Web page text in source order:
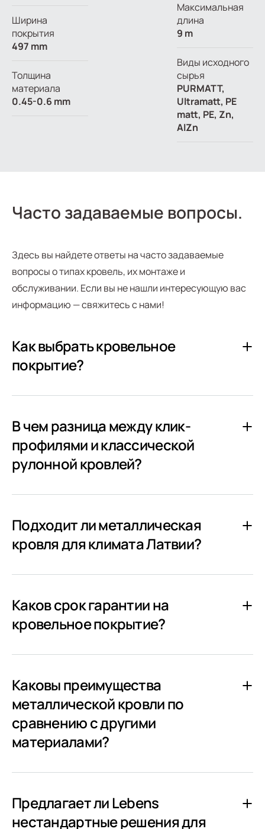
Ширина
покрытия
497 mm
Толщина
материала
0.45-0.6 mm
Максимальная
длина
9 m
Виды исходного
сырья
PURMATT,
Ultramatt, PE
matt, PE, Zn,
AlZn
Часто задаваемые вопросы.
Здесь вы найдете ответы на часто задаваемые
вопросы о типах кровель, их монтаже и
обслуживании. Если вы не нашли интересующую вас
информацию — свяжитесь с нами!
Как выбрать кровельное
покрытие?
В чем разница между клик-
профилями и классической
рулонной кровлей?
Подходит ли металлическая
кровля для климата Латвии?
Каков срок гарантии на
кровельное покрытие?
Каковы преимущества
металлической кровли по
сравнению с другими
материалами?
Предлагает ли Lebens
нестандартные решения для